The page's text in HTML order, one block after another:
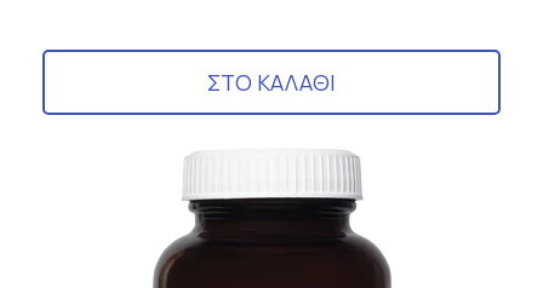
ΣΤΟ ΚΑΛΑΘΙ